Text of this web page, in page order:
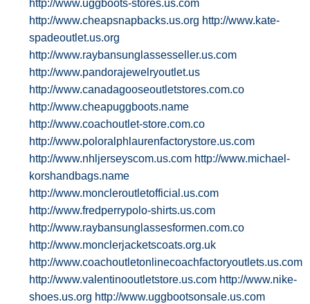
http://www.uggboots-stores.us.com
http://www.cheapsnapbacks.us.org http://www.kate-
spadeoutlet.us.org
http://www.raybansunglassesseller.us.com
http://www.pandorajewelryoutlet.us
http://www.canadagooseoutletstores.com.co
http://www.cheapuggboots.name
http://www.coachoutlet-store.com.co
http://www.poloralphlaurenfactorystore.us.com
http://www.nhljerseyscom.us.com http://www.michael-
korshandbags.name
http://www.moncleroutletofficial.us.com
http://www.fredperrypolo-shirts.us.com
http://www.raybansunglassesformen.com.co
http://www.monclerjacketscoats.org.uk
http://www.coachoutletonlinecoachfactoryoutlets.us.com
http://www.valentinooutletstore.us.com http://www.nike-
shoes.us.org http://www.uggbootsonsale.us.com